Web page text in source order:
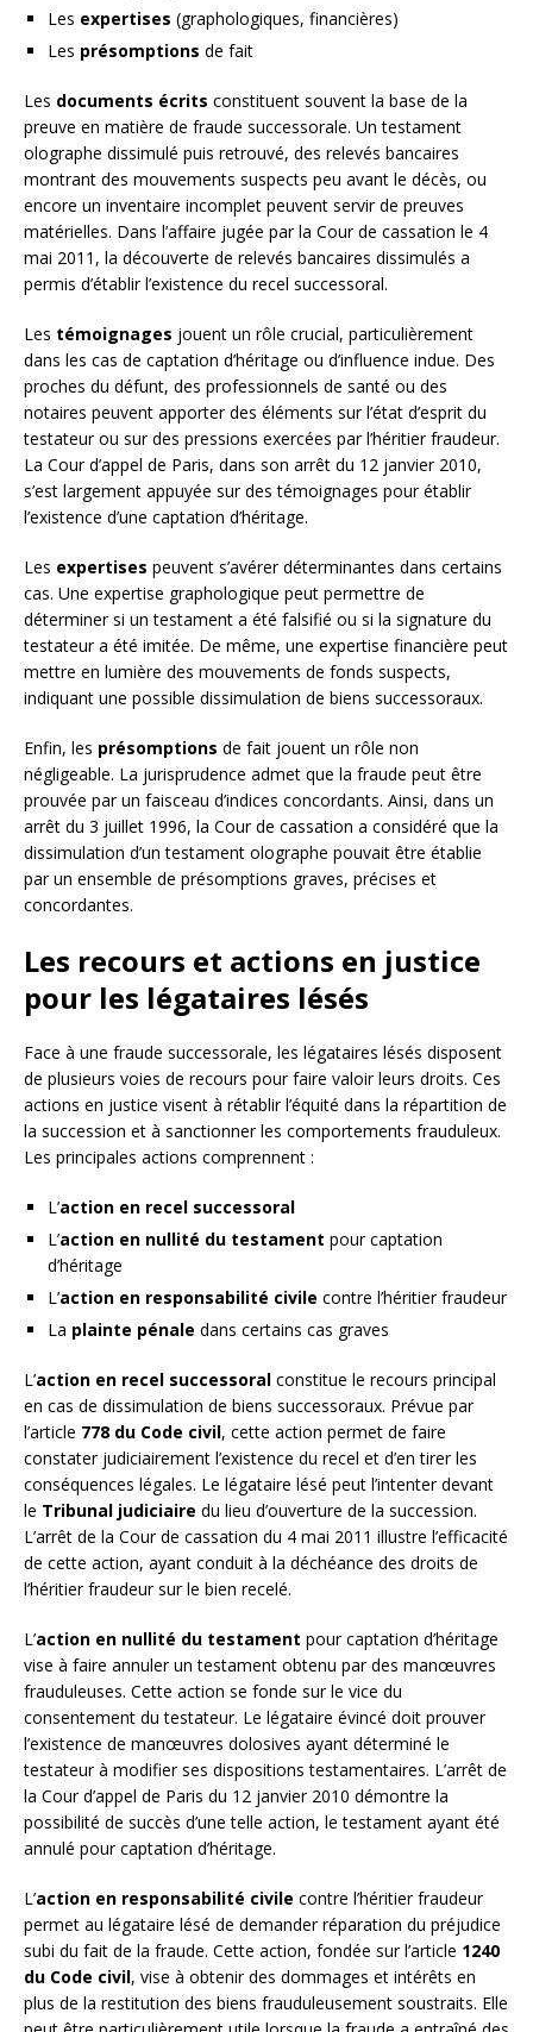
Les expertises (graphologiques, financières)
Les présomptions de fait
Les documents écrits constituent souvent la base de la
preuve en matière de fraude successorale. Un testament
olographe dissimulé puis retrouvé, des relevés bancaires
montrant des mouvements suspects peu avant le décès, ou
encore un inventaire incomplet peuvent servir de preuves
matérielles. Dans l’affaire jugée par la Cour de cassation le 4
mai 2011, la découverte de relevés bancaires dissimulés a
permis d’établir l’existence du recel successoral.
Les témoignages jouent un rôle crucial, particulièrement
dans les cas de captation d’héritage ou d’influence indue. Des
proches du défunt, des professionnels de santé ou des
notaires peuvent apporter des éléments sur l’état d’esprit du
testateur ou sur des pressions exercées par l’héritier fraudeur.
La Cour d’appel de Paris, dans son arrêt du 12 janvier 2010,
s’est largement appuyée sur des témoignages pour établir
l’existence d’une captation d’héritage.
Les expertises peuvent s’avérer déterminantes dans certains
cas. Une expertise graphologique peut permettre de
déterminer si un testament a été falsifié ou si la signature du
testateur a été imitée. De même, une expertise financière peut
mettre en lumière des mouvements de fonds suspects,
indiquant une possible dissimulation de biens successoraux.
Enfin, les présomptions de fait jouent un rôle non
négligeable. La jurisprudence admet que la fraude peut être
prouvée par un faisceau d’indices concordants. Ainsi, dans un
arrêt du 3 juillet 1996, la Cour de cassation a considéré que la
dissimulation d’un testament olographe pouvait être établie
par un ensemble de présomptions graves, précises et
concordantes.
Les recours et actions en justice
pour les légataires lésés
Face à une fraude successorale, les légataires lésés disposent
de plusieurs voies de recours pour faire valoir leurs droits. Ces
actions en justice visent à rétablir l’équité dans la répartition de
la succession et à sanctionner les comportements frauduleux.
Les principales actions comprennent :
L’action en recel successoral
L’action en nullité du testament pour captation
d’héritage
L’action en responsabilité civile contre l’héritier fraudeur
La plainte pénale dans certains cas graves
L’action en recel successoral constitue le recours principal
en cas de dissimulation de biens successoraux. Prévue par
l’article 778 du Code civil, cette action permet de faire
constater judiciairement l’existence du recel et d’en tirer les
conséquences légales. Le légataire lésé peut l’intenter devant
le Tribunal judiciaire du lieu d’ouverture de la succession.
L’arrêt de la Cour de cassation du 4 mai 2011 illustre l’efficacité
de cette action, ayant conduit à la déchéance des droits de
l’héritier fraudeur sur le bien recelé.
L’action en nullité du testament pour captation d’héritage
vise à faire annuler un testament obtenu par des manœuvres
frauduleuses. Cette action se fonde sur le vice du
consentement du testateur. Le légataire évincé doit prouver
l’existence de manœuvres dolosives ayant déterminé le
testateur à modifier ses dispositions testamentaires. L’arrêt de
la Cour d’appel de Paris du 12 janvier 2010 démontre la
possibilité de succès d’une telle action, le testament ayant été
annulé pour captation d’héritage.
L’action en responsabilité civile contre l’héritier fraudeur
permet au légataire lésé de demander réparation du préjudice
subi du fait de la fraude. Cette action, fondée sur l’article 1240
du Code civil, vise à obtenir des dommages et intérêts en
plus de la restitution des biens frauduleusement soustraits. Elle